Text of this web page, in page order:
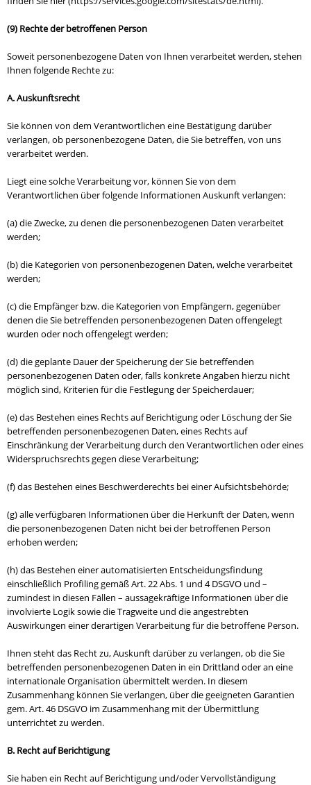
(9) Rechte der betroffenen Person
Soweit personenbezogene Daten von Ihnen verarbeitet werden, stehen
Ihnen folgende Rechte zu:
A. Auskunftsrecht
Sie können von dem Verantwortlichen eine Bestätigung darüber
verlangen, ob personenbezogene Daten, die Sie betreffen, von uns
verarbeitet werden.
Liegt eine solche Verarbeitung vor, können Sie von dem
Verantwortlichen über folgende Informationen Auskunft verlangen:
(a) die Zwecke, zu denen die personenbezogenen Daten verarbeitet
werden;
(b) die Kategorien von personenbezogenen Daten, welche verarbeitet
werden;
(c) die Empfänger bzw. die Kategorien von Empfängern, gegenüber
denen die Sie betreffenden personenbezogenen Daten offengelegt
wurden oder noch offengelegt werden;
(d) die geplante Dauer der Speicherung der Sie betreffenden
personenbezogenen Daten oder, falls konkrete Angaben hierzu nicht
möglich sind, Kriterien für die Festlegung der Speicherdauer;
(e) das Bestehen eines Rechts auf Berichtigung oder Löschung der Sie
betreffenden personenbezogenen Daten, eines Rechts auf
Einschränkung der Verarbeitung durch den Verantwortlichen oder eines
Widerspruchsrechts gegen diese Verarbeitung;
(f) das Bestehen eines Beschwerderechts bei einer Aufsichtsbehörde;
(g) alle verfügbaren Informationen über die Herkunft der Daten, wenn
die personenbezogenen Daten nicht bei der betroffenen Person
erhoben werden;
(h) das Bestehen einer automatisierten Entscheidungsfindung
einschließlich Profiling gemäß Art. 22 Abs. 1 und 4 DSGVO und –
zumindest in diesen Fällen – aussagekräftige Informationen über die
involvierte Logik sowie die Tragweite und die angestrebten
Auswirkungen einer derartigen Verarbeitung für die betroffene Person.
Ihnen steht das Recht zu, Auskunft darüber zu verlangen, ob die Sie
betreffenden personenbezogenen Daten in ein Drittland oder an eine
internationale Organisation übermittelt werden. In diesem
Zusammenhang können Sie verlangen, über die geeigneten Garantien
gem. Art. 46 DSGVO im Zusammenhang mit der Übermittlung
unterrichtet zu werden.
B. Recht auf Berichtigung
Sie haben ein Recht auf Berichtigung und/oder Vervollständigung